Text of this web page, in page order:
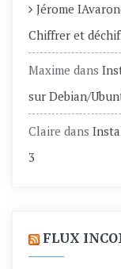
Jérome
Chiffrer et
Maxime dans
sur Debian/
Claire dans
3
FLUX